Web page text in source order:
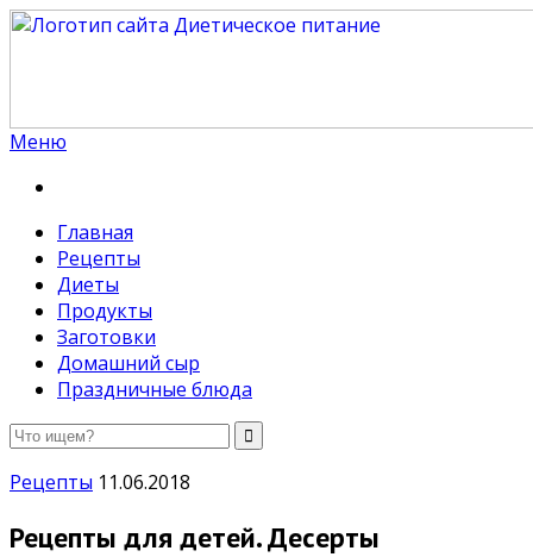
Меню
Главная
Рецепты
Диеты
Продукты
Заготовки
Домашний сыр
Праздничные блюда
Рецепты 11.06.2018
Рецепты для детей. Десерты